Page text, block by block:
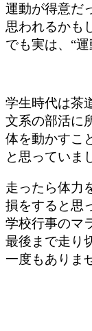
運動が得意だ
思われるかも
でも実は、“運
学生時代は茶
文系の部活に
体を動かすこ
と思っていま
走ったら体力
損をすると思
学校行事のマ
最後まで走り
一度もありま